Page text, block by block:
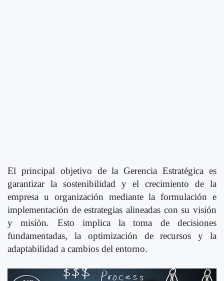
El principal objetivo de la Gerencia Estratégica es
garantizar la sostenibilidad y el crecimiento de la
empresa u organización mediante la formulación e
implementación de estrategias alineadas con su visión
y misión. Esto implica la toma de decisiones
fundamentadas, la optimización de recursos y la
adaptabilidad a cambios del entorno.